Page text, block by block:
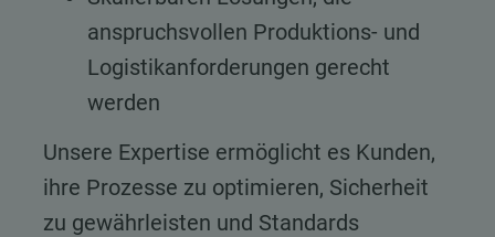
anspruchsvollen Produktions- und
Logistikanforderungen gerecht
werden
Unsere Expertise ermöglicht es Kunden,
ihre Prozesse zu optimieren, Sicherheit
zu gewährleisten und Standards